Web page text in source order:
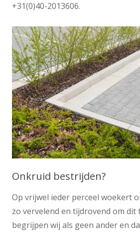
+31(0)40-2013606.
Onkruid bestrijden?
Op vrijwel ieder perceel woekert
zo vervelend en tijdrovend om dit
begrijpen wij als geen ander en